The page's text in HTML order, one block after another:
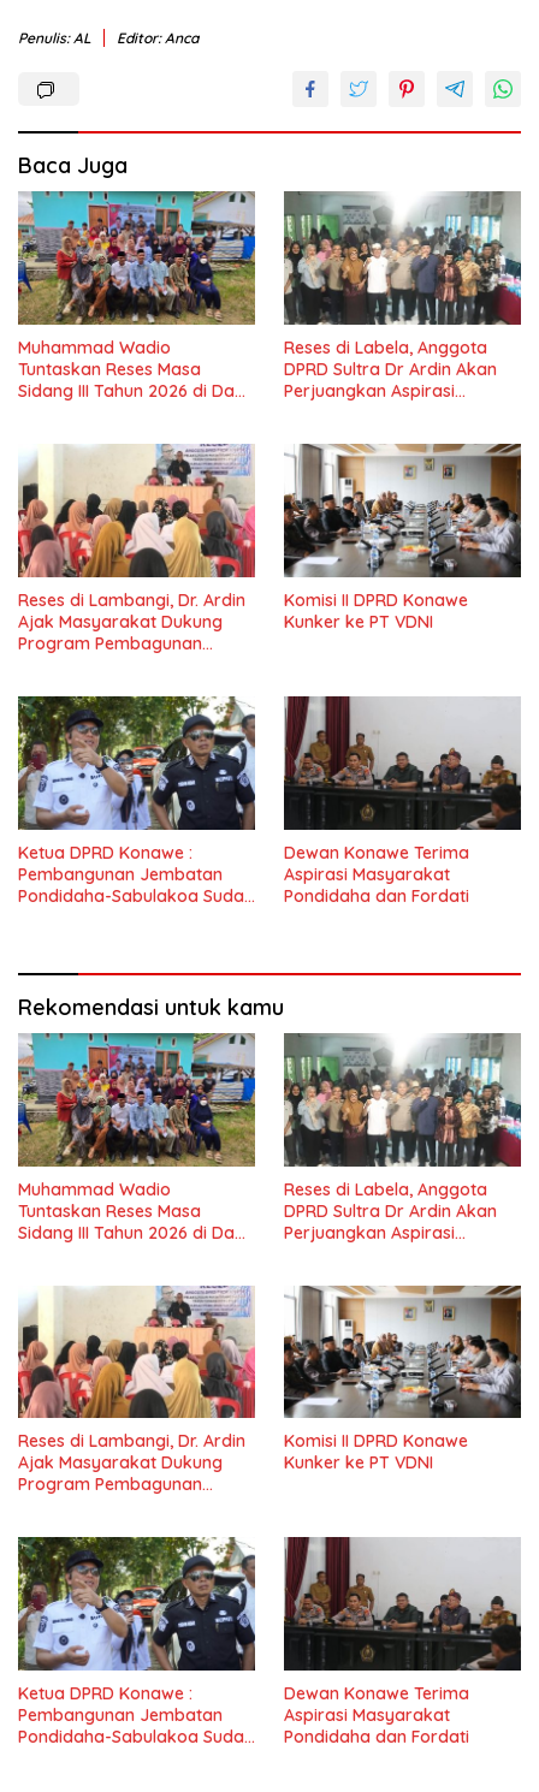
Penulis: AL Editor: Anca
Baca Juga
Muhammad Wadio
Tuntaskan Reses Masa
Sidang III Tahun 2026 di Dapil
Reses di Labela, Anggota
DPRD Sultra Dr Ardin Akan
Perjuangkan Aspirasi
Reses di Lambangi, Dr. Ardin
Ajak Masyarakat Dukung
Program Pembagunan
Komisi II DPRD Konawe
Kunker ke PT VDNI
Ketua DPRD Konawe :
Pembangunan Jembatan
Pondidaha-Sabulakoa Sudah
Dewan Konawe Terima
Aspirasi Masyarakat
Pondidaha dan Fordati
Rekomendasi untuk kamu
Muhammad Wadio
Tuntaskan Reses Masa
Sidang III Tahun 2026 di Dapil
Reses di Labela, Anggota
DPRD Sultra Dr Ardin Akan
Perjuangkan Aspirasi
Reses di Lambangi, Dr. Ardin
Ajak Masyarakat Dukung
Program Pembagunan
Komisi II DPRD Konawe
Kunker ke PT VDNI
Ketua DPRD Konawe :
Pembangunan Jembatan
Pondidaha-Sabulakoa Sudah
Dewan Konawe Terima
Aspirasi Masyarakat
Pondidaha dan Fordati